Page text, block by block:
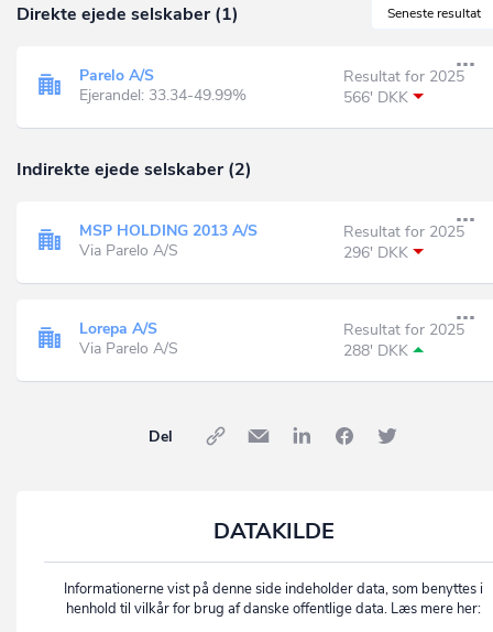
Seneste resultat
Direkte ejede selskaber (1)
Parelo A/S
Ejerandel: 33.34-49.99%
Resultat for 2025
566' DKK
Indirekte ejede selskaber (2)
MSP HOLDING 2013 A/S
Via Parelo A/S
Resultat for 2025
296' DKK
Lorepa A/S
Via Parelo A/S
Resultat for 2025
288' DKK
Del
DATAKILDE
Informationerne vist på denne side indeholder data, som benyttes i
henhold til vilkår for brug af danske offentlige data. Læs mere her: